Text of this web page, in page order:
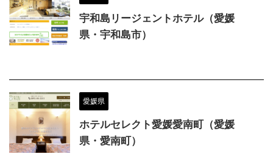
宇和島リージェントホテル（愛媛
県・宇和島市）
愛媛県
ホテルセレクト愛媛愛南町（愛媛
県・愛南町）